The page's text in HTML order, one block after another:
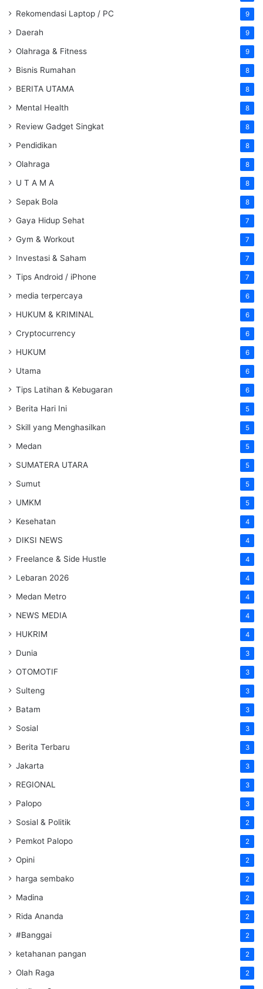
Rekomendasi Laptop / PC 9
Daerah 9
Olahraga & Fitness 9
Bisnis Rumahan 8
BERITA UTAMA 8
Mental Health 8
Review Gadget Singkat 8
Pendidikan 8
Olahraga 8
U T A M A 8
Sepak Bola 8
Gaya Hidup Sehat 7
Gym & Workout 7
Investasi & Saham 7
Tips Android / iPhone 7
media terpercaya 6
HUKUM & KRIMINAL 6
Cryptocurrency 6
HUKUM 6
Utama 6
Tips Latihan & Kebugaran 6
Berita Hari Ini 5
Skill yang Menghasilkan 5
Medan 5
SUMATERA UTARA 5
Sumut 5
UMKM 5
Kesehatan 4
DIKSI NEWS 4
Freelance & Side Hustle 4
Lebaran 2026 4
Medan Metro 4
NEWS MEDIA 4
HUKRIM 4
Dunia 3
OTOMOTIF 3
Sulteng 3
Batam 3
Sosial 3
Berita Terbaru 3
Jakarta 3
REGIONAL 3
Palopo 3
Sosial & Politik 2
Pemkot Palopo 2
Opini 2
harga sembako 2
Madina 2
Rida Ananda 2
#Banggai 2
ketahanan pangan 2
Olah Raga 2